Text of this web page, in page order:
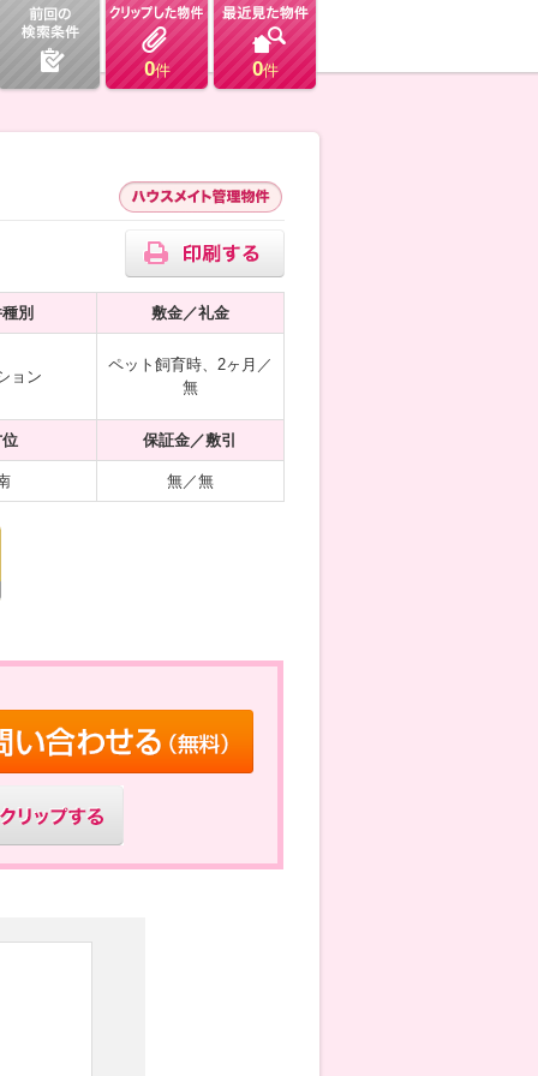
0件 0件
別 敷金／礼金
ョン
ペット飼育時、2ヶ月／
無
保証金／敷引
無／無